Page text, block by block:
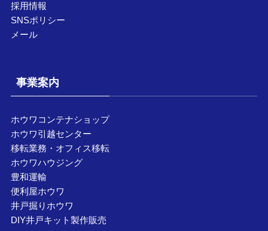
採用情報
SNSポリシー
メール
事業案内
ホウワコンテナショップ
ホウワ引越センター
移転業務・オフィス移転
ホウワハウジング
豊和運輸
便利屋ホウワ
井戸掘りホウワ
DIY井戸キット製作販売